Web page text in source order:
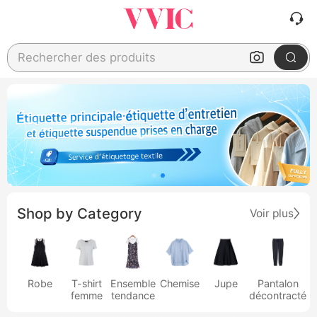
Rechercher des produits
Shop by Category Voir plus
Robe
T-shirt
femme
Ensemble
tendance
Chemise Jupe
Pantalon
décontracté